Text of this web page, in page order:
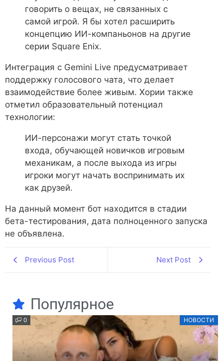
говорить о вещах, не связанных с
самой игрой. Я бы хотел расширить
концепцию ИИ-компаньонов на другие
серии Square Enix.
Интеграция с Gemini Live предусматривает
поддержку голосового чата, что делает
взаимодействие более живым. Хории также
отметил образовательный потенциал
технологии:
ИИ-персонажи могут стать точкой
входа, обучающей новичков игровым
механикам, а после выхода из игры
игроки могут начать воспринимать их
как друзей.
На данный момент бот находится в стадии
бета-тестирования, дата полноценного запуска
не объявлена.
Previous Post Next Post
Популярное
0 НОВОСТИ